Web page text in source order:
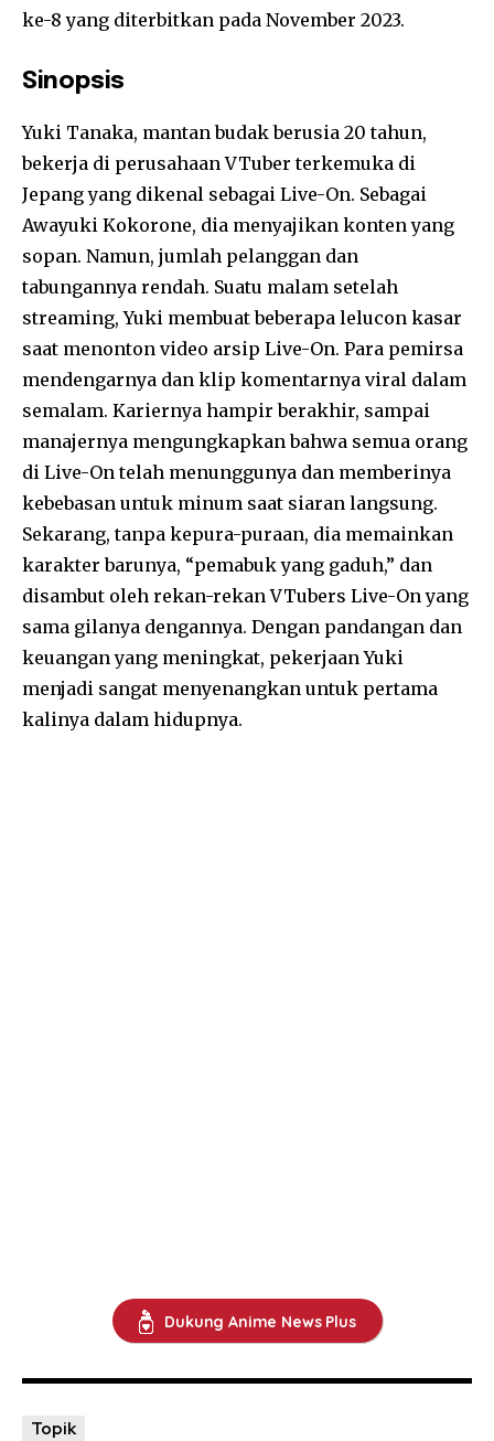
ke-8 yang diterbitkan pada November 2023.
Sinopsis
Yuki Tanaka, mantan budak berusia 20 tahun,
bekerja di perusahaan VTuber terkemuka di
Jepang yang dikenal sebagai Live-On. Sebagai
Awayuki Kokorone, dia menyajikan konten yang
sopan. Namun, jumlah pelanggan dan
tabungannya rendah. Suatu malam setelah
streaming, Yuki membuat beberapa lelucon kasar
saat menonton video arsip Live-On. Para pemirsa
mendengarnya dan klip komentarnya viral dalam
semalam. Kariernya hampir berakhir, sampai
manajernya mengungkapkan bahwa semua orang
di Live-On telah menunggunya dan memberinya
kebebasan untuk minum saat siaran langsung.
Sekarang, tanpa kepura-puraan, dia memainkan
karakter barunya, “pemabuk yang gaduh,” dan
disambut oleh rekan-rekan VTubers Live-On yang
sama gilanya dengannya. Dengan pandangan dan
keuangan yang meningkat, pekerjaan Yuki
menjadi sangat menyenangkan untuk pertama
kalinya dalam hidupnya.
Dukung Anime News Plus
Topik